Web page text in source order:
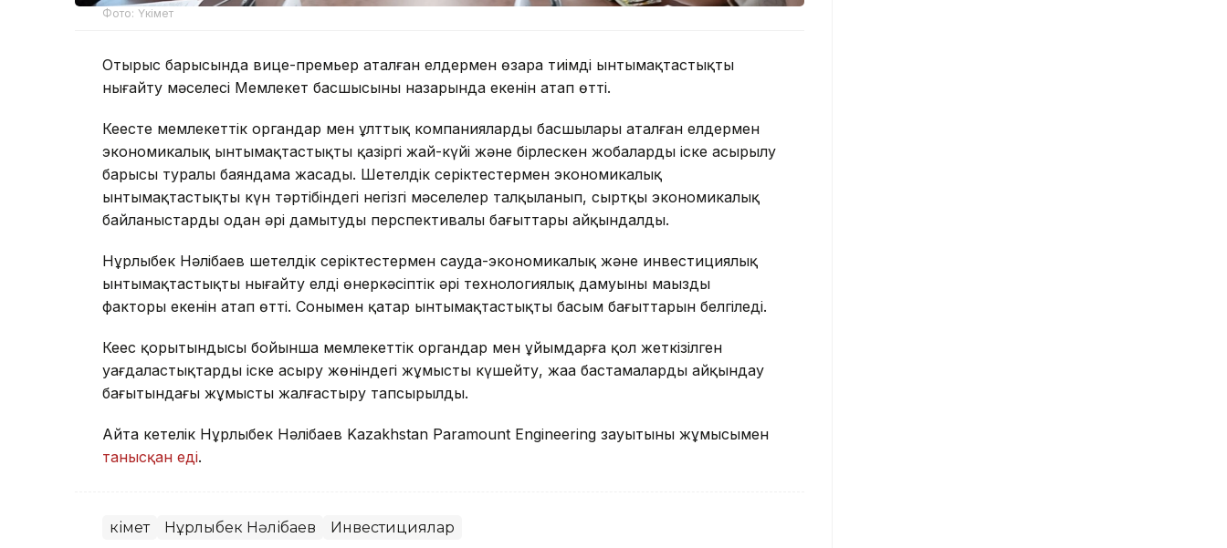
Фото: Үкімет
Отырыс барысында вице-премьер аталған елдермен өзара тиімді ынтымақтастықты
нығайту мәселесі Мемлекет басшысының назарында екенін атап өтті.
Кеңесте мемлекеттік органдар мен ұлттық компаниялардың басшылары аталған елдермен
экономикалық ынтымақтастықтың қазіргі жай-күйі және бірлескен жобалардың іске асырылу
барысы туралы баяндама жасады. Шетелдік серіктестермен экономикалық
ынтымақтастықтың күн тәртібіндегі негізгі мәселелер талқыланып, сыртқы экономикалық
байланыстарды одан әрі дамытудың перспективалы бағыттары айқындалды.
Нұрлыбек Нәлібаев шетелдік серіктестермен сауда-экономикалық және инвестициялық
ынтымақтастықты нығайту елдің өнеркәсіптік әрі технологиялық дамуының маңызды
факторы екенін атап өтті. Сонымен қатар ынтымақтастықтың басым бағыттарын белгіледі.
Кеңес қорытындысы бойынша мемлекеттік органдар мен ұйымдарға қол жеткізілген
уағдаластықтарды іске асыру жөніндегі жұмысты күшейту, жаңа бастамаларды айқындау
бағытындағы жұмысты жалғастыру тапсырылды.
Айта кетелік Нұрлыбек Нәлібаев Kazakhstan Paramount Engineering зауытының жұмысымен
танысқан еді.
Үкімет Нұрлыбек Нәлібаев Инвестициялар